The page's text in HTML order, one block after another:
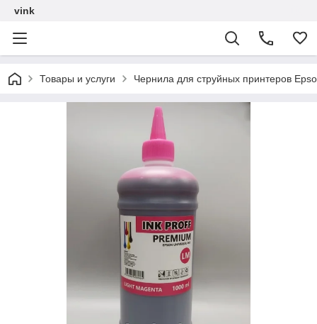
vink
Товары и услуги Чернила для струйных принтеров